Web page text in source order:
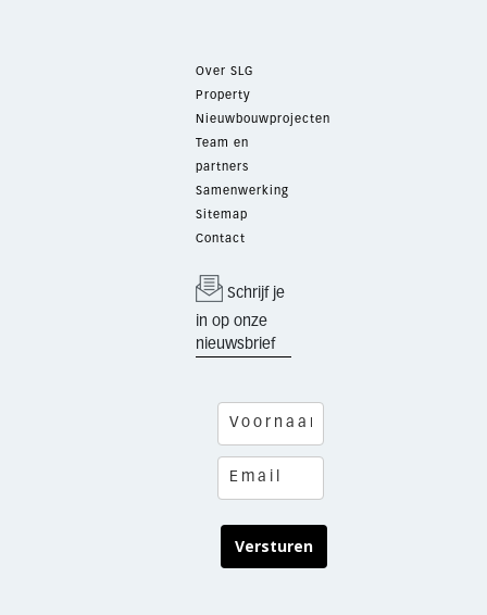
Over SLG
Property
Nieuwbouwprojecten
Team en
partners
Samenwerking
Sitemap
Contact
Schrijf je
in op onze
nieuwsbrief
Versturen